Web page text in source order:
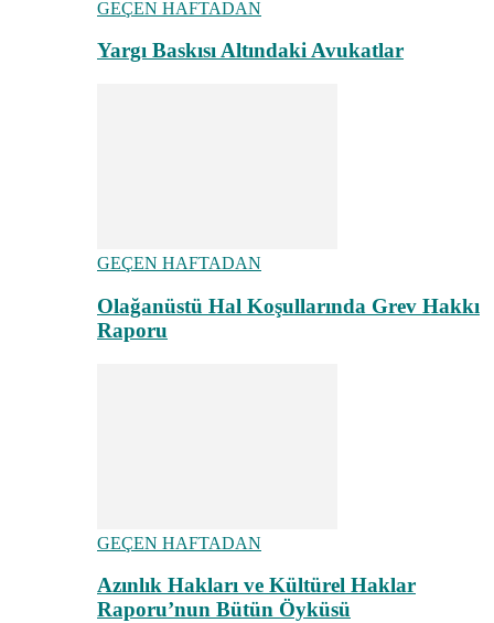
GEÇEN HAFTADAN
Yargı Baskısı Altındaki Avukatlar
GEÇEN HAFTADAN
Olağanüstü Hal Koşullarında Grev Hakkı
Raporu
GEÇEN HAFTADAN
Azınlık Hakları ve Kültürel Haklar
Raporu’nun Bütün Öyküsü